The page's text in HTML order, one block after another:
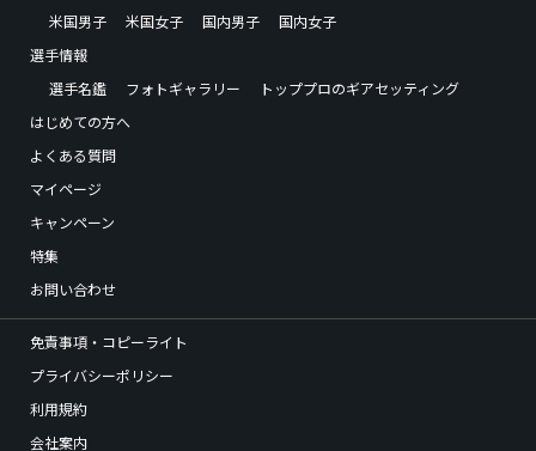
米国男子
米国女子 国内男子
国内女子
選手情報
選手名鑑
フォトギャラリー
トッププロのギアセッティング
はじめての方へ
よくある質問
マイページ
キャンペーン
特集
お問い合わせ
免責事項・コピーライト
プライバシーポリシー
利用規約
会社案内